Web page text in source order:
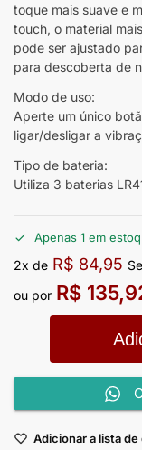
toque mais suave e
touch, o material
pode ser ajustado
para descoberta de
Modo de uso:
Aperte um único
ligar/desligar a
Tipo de bateria:
Utiliza 3 baterias
Apenas 1 em
2x de R$ 84,95
ou por R$
Adicionar a lista